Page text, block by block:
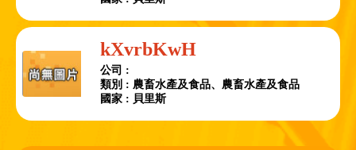
kXvrbKwH
公司 :
類別 : 農畜水產及食品、農畜水產及食品
國家 : 貝里斯